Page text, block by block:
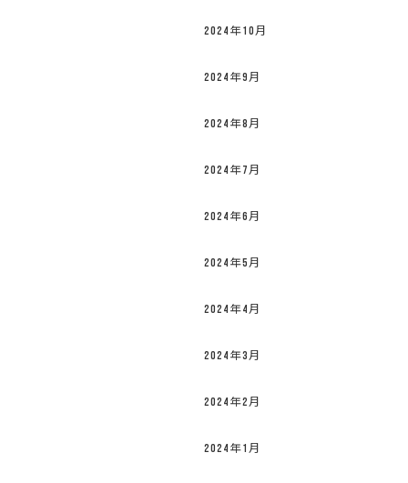
2024年10月
2024年9月
2024年8月
2024年7月
2024年6月
2024年5月
2024年4月
2024年3月
2024年2月
2024年1月